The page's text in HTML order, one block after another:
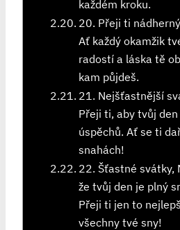
každém kroku.
20. Přeji ti
Ať každý okamžik
radostí a láska tě
kam půjdeš.
21. Nejšťastnější
Přeji ti, aby tvůj
úspěchů. Ať se ti
snahách!
22. Šťastné svátky,
že tvůj den je plný
Přeji ti jen to
všechny tvé sny!